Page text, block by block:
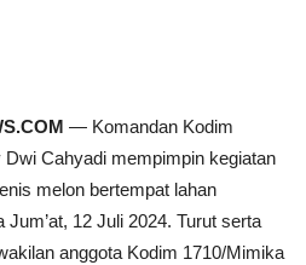
— Komandan Kodim
Cahyadi mempimpin kegiatan
melon bertempat lahan
12 Juli 2024. Turut serta
anggota Kodim 1710/Mimika